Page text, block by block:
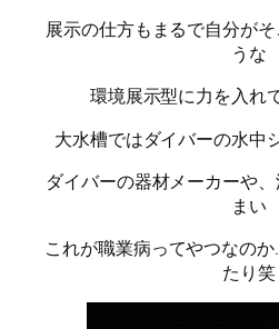
展示の仕方もまるで自分が
うな
環境展示型に力を入れ
大水槽ではダイバーの水中
ダイバーの器材メーカーや
まい
これが職業病ってやつなのか
たり笑